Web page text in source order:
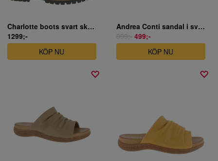
Charlotte boots svart skinn
1299;-
KÖP NU
Andrea Conti sandal i svart skinn
999;- 499;-
KÖP NU